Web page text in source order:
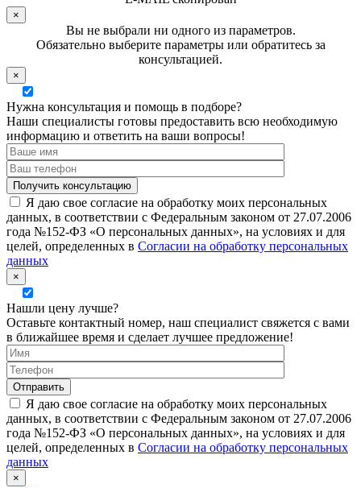
×
Вы не выбрали ни одного из параметров.
Обязательно выберите параметры или обратитесь за
консультацией.
×
Нужна консультация и помощь в подборе?
Наши специалисты готовы предоставить всю необходимую
информацию и ответить на ваши вопросы!
Я даю свое согласие на обработку моих персональных
данных, в соответствии с Федеральным законом от 27.07.2006
года №152-ФЗ «О персональных данных», на условиях и для
целей, определенных в Согласии на обработку персональных
данных
×
Нашли цену лучше?
Оставьте контактный номер, наш специалист свяжется с вами
в ближайшее время и сделает лучшее предложение!
Я даю свое согласие на обработку моих персональных
данных, в соответствии с Федеральным законом от 27.07.2006
года №152-ФЗ «О персональных данных», на условиях и для
целей, определенных в Согласии на обработку персональных
данных
×